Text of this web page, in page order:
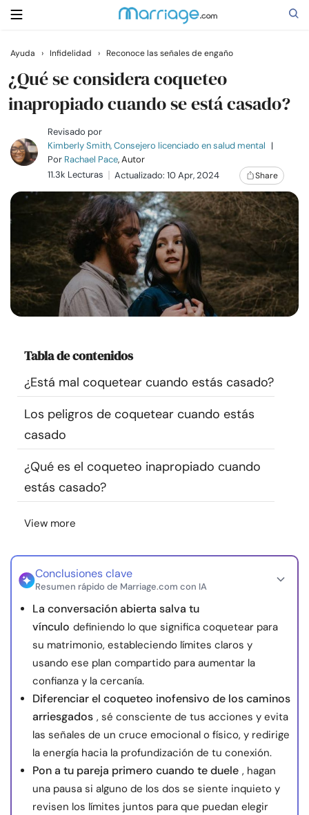
Buscar
Casarse
Relaciones
Familia
Ayuda
Cursos
Comunidad
Encuentra un terapeuta
Idioma
Sobre nosotros Contáctanos Escríbenos
Publicidad con
nosotros
Ayuda › Infidelidad › Reconoce las señales de engaño
¿Qué se considera coqueteo
inapropiado cuando se está casado?
Revisado por
Kimberly Smith, Consejero licenciado en salud mental |
Por Rachael Pace, Autor
11.3k Lecturas
Actualizado: 10 Apr, 2024 Share
Tabla de contenidos
¿Está mal coquetear cuando estás casado?
Los peligros de coquetear cuando estás
casado
¿Qué es el coqueteo inapropiado cuando
estás casado?
View more
Conclusiones clave
Resumen rápido de Marriage.com con IA
La conversación abierta salva tu
vínculo definiendo lo que significa coquetear para
su matrimonio, estableciendo límites claros y
usando ese plan compartido para aumentar la
confianza y la cercanía.
Diferenciar el coqueteo inofensivo de los caminos
arriesgados , sé consciente de tus acciones y evita
las señales de un cruce emocional o físico, y redirige
la energía hacia la profundización de tu conexión.
Pon a tu pareja primero cuando te duele , hagan
una pausa si alguno de los dos se siente inquieto y
revisen los límites juntos para que puedan elegir